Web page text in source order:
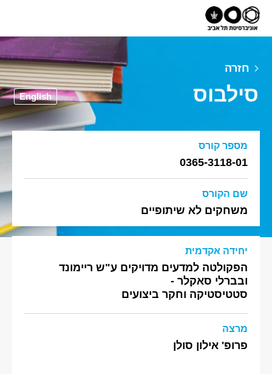
חזרה
סילבוס English
מספר קורס
0365-3118-01
שם הקורס
משחקים לא שיתופיים
יחידה אקדמית
הפקולטה למדעים מדויקים ע"ש ריימונד
ובברלי סאקלר -
סטטיסטיקה וחקר ביצועים
מרצה
פרופ' אילון סולן